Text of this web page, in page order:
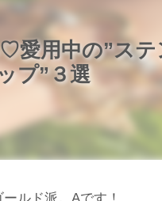
愛用中の”ス
プ”３選